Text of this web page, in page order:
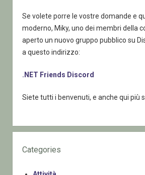
Se volete porre le vostre domande e
moderno, Miky, uno dei membri della
aperto un nuovo gruppo pubblico su
a questo indirizzo:
.NET Friends Discord
Siete tutti i benvenuti, e anche qui più
Categories